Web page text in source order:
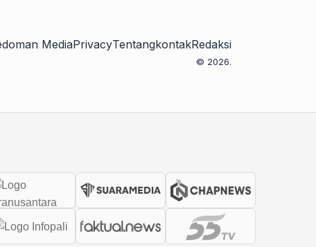
MediaPrivacyTentangkontakRedaksi
© 2026.